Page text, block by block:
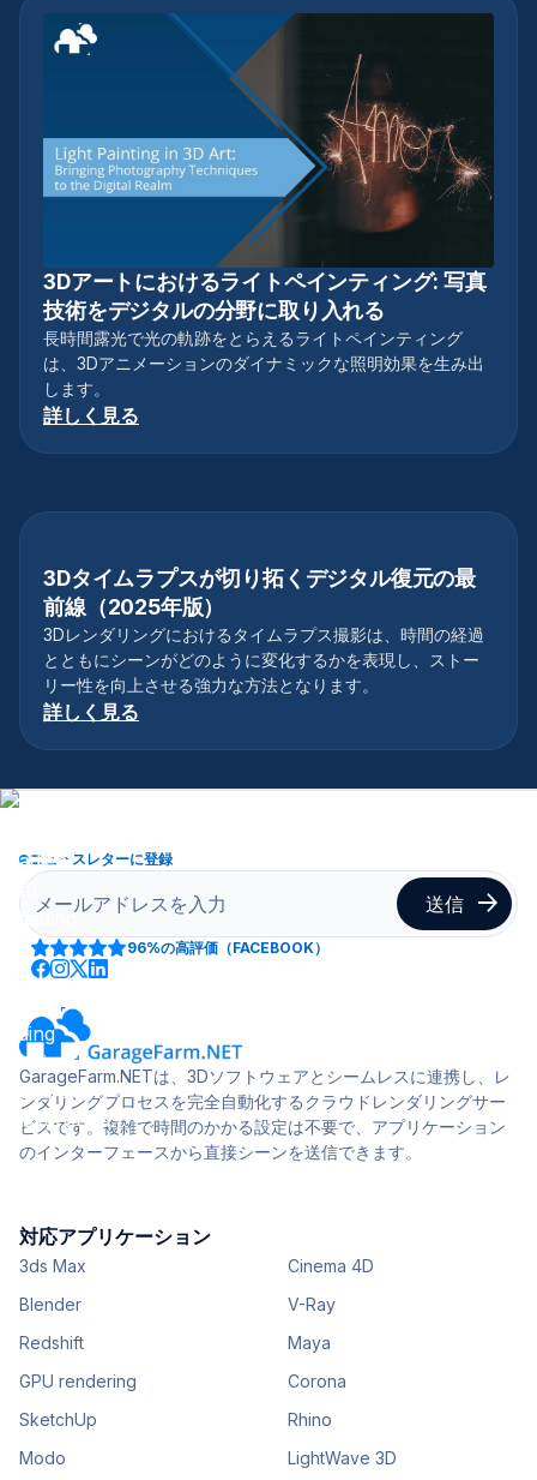
VFX
3Dアートにおけるライトペインティング: 写真
技術をデジタルの分野に取り入れる
長時間露光で光の軌跡をとらえるライトペインティング
は、3Dアニメーションのダイナミックな照明効果を生み出
します。
詳しく見る
3Dモデリング
3Dタイムラプスが切り拓くデジタル復元の最
前線（2025年版）
3Dレンダリングにおけるタイムラプス撮影は、時間の経過
とともにシーンがどのように変化するかを表現し、ストー
リー性を向上させる強力な方法となります。
詳しく見る
ニュースレターに登録
96%の高評価（FACEBOOK）
GarageFarm.NETは、3Dソフトウェアとシームレスに連携し、レ
ンダリングプロセスを完全自動化するクラウドレンダリングサー
ビスです。複雑で時間のかかる設定は不要で、アプリケーション
のインターフェースから直接シーンを送信できます。
対応アプリケーション
3ds Max
Cinema 4D
Blender
V-Ray
Redshift
Maya
GPU rendering
Corona
SketchUp
Rhino
Modo
LightWave 3D